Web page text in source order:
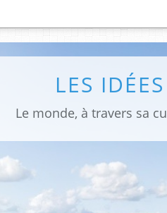
LES
Le monde, à travers sa